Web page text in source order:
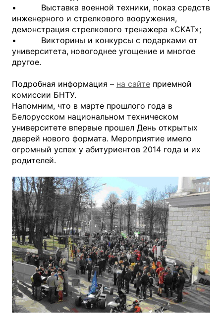
• Выставка военной техники, показ средств
инженерного и стрелкового вооружения,
демонстрация стрелкового тренажера «СКАТ»;
• Викторины и конкурсы с подарками от
университета, новогоднее угощение и многое
другое.
Подробная информация – на сайте приемной
комиссии БНТУ.
Напомним, что в марте прошлого года в
Белорусском национальном техническом
университете впервые прошел День открытых
дверей нового формата. Мероприятие имело
огромный успех у абитуриентов 2014 года и их
родителей.